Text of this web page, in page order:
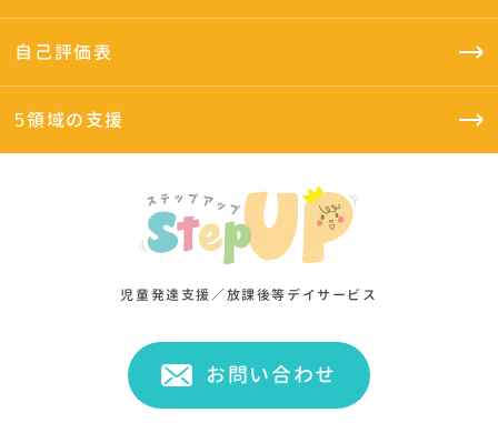
自己評価表
5領域の支援
児童発達支援／放課後等デイサービス
お問い合わせ